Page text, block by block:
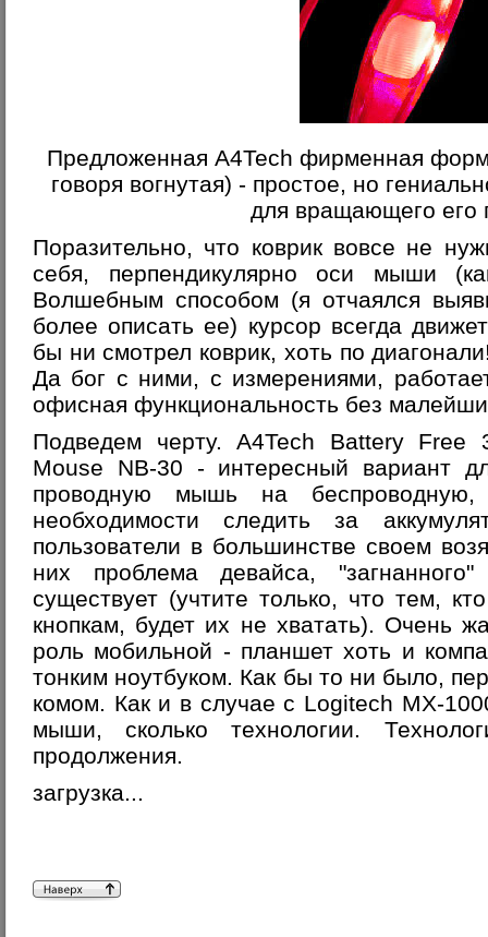
Предложенная A4Tech фирменная
говоря вогнутая) - простое, но
для вращающего его
Поразительно, что коврик вовсе не
себя, перпендикулярно оси мыши
Волшебным способом (я отчаялся
более описать ее) курсор всегда
бы ни смотрел коврик, хоть по
Да бог с ними, с измерениями,
офисная функциональность без
Подведем черту. A4Tech Battery Free
Mouse NB-30 - интересный вариант
проводную мышь на
необходимости следить за
пользователи в большинстве своем
них проблема девайса,
существует (учтите только, что тем,
кнопкам, будет их не хватать). Очень
роль мобильной - планшет хоть и
тонким ноутбуком. Как бы то ни было,
комом. Как и в случае с Logitech MX-
мыши, сколько технологии.
продолжения.
загрузка...